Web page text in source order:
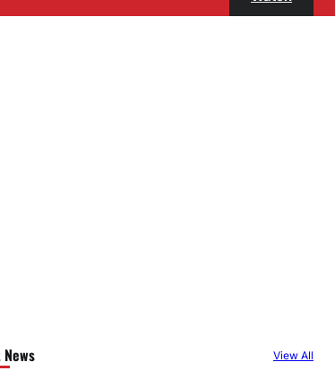
View All